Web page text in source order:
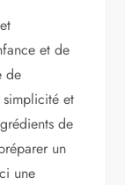
et de
de
et
de
un
une